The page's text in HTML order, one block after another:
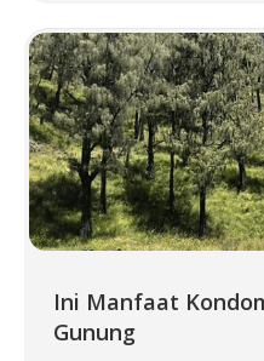
Ini Manfaat
Gunung